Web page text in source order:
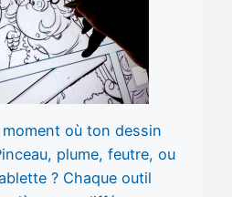
moment où ton dessin
plume, feutre, ou
? Chaque outil